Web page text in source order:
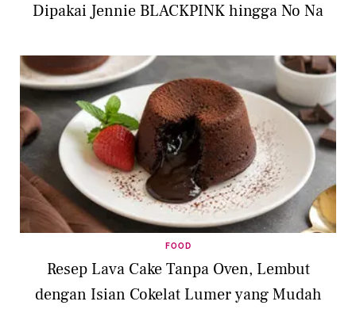
Dipakai Jennie BLACKPINK hingga No Na
FOOD
Resep Lava Cake Tanpa Oven, Lembut
dengan Isian Cokelat Lumer yang Mudah